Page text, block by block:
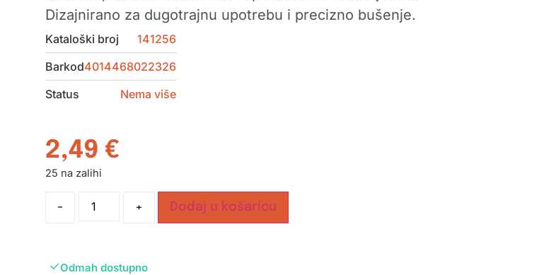
Dizajnirano za dugotrajnu upotrebu i precizno bušenje.
Kataloški broj
141256
Barkod4014468022326
Status
Nema više
2,49 €
25 na zalihi
- + Dodaj u košaricu
Odmah dostupno